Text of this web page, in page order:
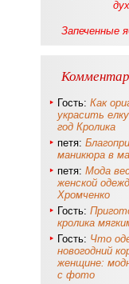
Запеченные
Гость: Как
украсить
год Кролика
петя:
маникюра в
петя: Мода
женской
Хромченко
Гость:
кролика
Гость: Что
новогодний
женщине:
с фото